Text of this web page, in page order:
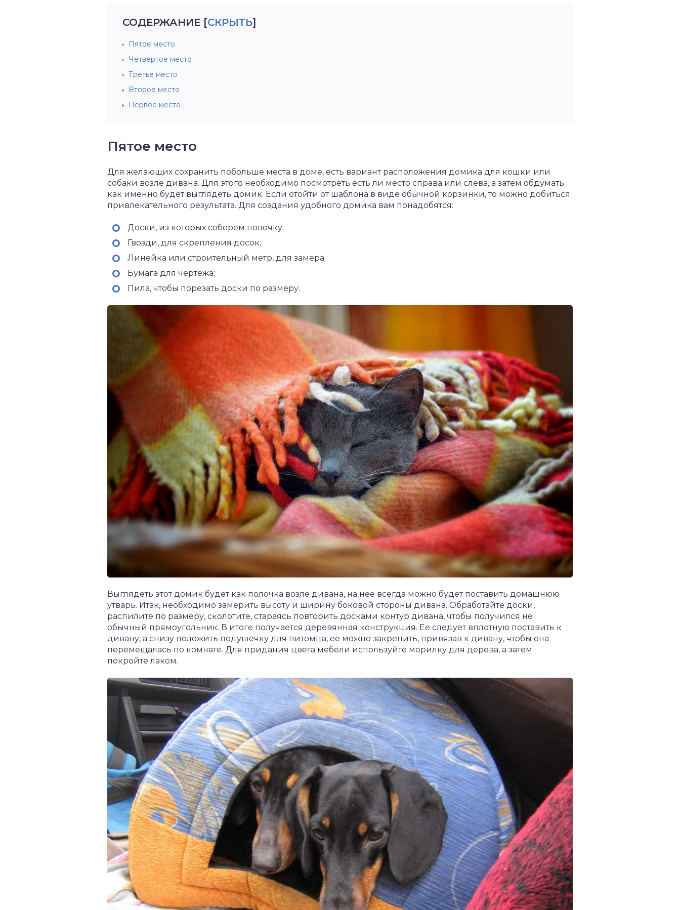
СОДЕРЖАНИЕ [СКРЫТЬ]
Пятое место
Четвертое место
Третье место
Второе место
Первое место
Пятое место
Для желающих сохранить побольше места в доме, есть вариант расположения домика для кошки или
собаки возле дивана. Для этого необходимо посмотреть есть ли место справа или слева, а затем обдумать
как именно будет выглядеть домик. Если отойти от шаблона в виде обычной корзинки, то можно добиться
привлекательного результата. Для создания удобного домика вам понадобятся:
Доски, из которых соберем полочку;
Гвозди, для скрепления досок;
Линейка или строительный метр, для замера;
Бумага для чертежа;
Пила, чтобы порезать доски по размеру.
Выглядеть этот домик будет как полочка возле дивана, на нее всегда можно будет поставить домашнюю
утварь. Итак, необходимо замерить высоту и ширину боковой стороны дивана. Обработайте доски,
распилите по размеру, сколотите, стараясь повторить досками контур дивана, чтобы получился не
обычный прямоугольник. В итоге получается деревянная конструкция. Ее следует вплотную поставить к
дивану, а снизу положить подушечку для питомца, ее можно закрепить, привязав к дивану, чтобы она
перемещалась по комнате. Для придания цвета мебели используйте морилку для дерева, а затем
покройте лаком.